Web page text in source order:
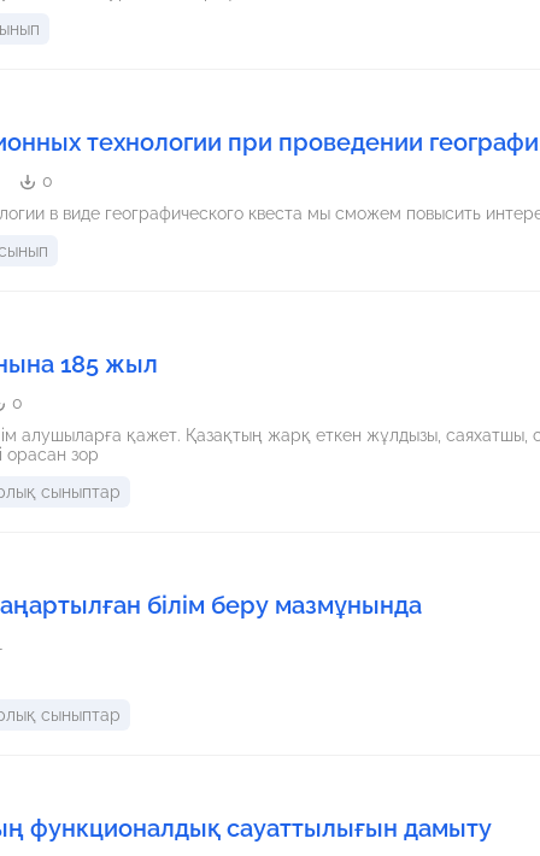
технологии при проведении
0
в виде географического квеста мы сможем повысить
185 жыл
0
алушыларға қажет. Қазақтың жарқ еткен жұлдызы, саяхатшы,
орасан зор
сыныптар
білім беру мазмұнында
сыныптар
функционалдық сауаттылығын дамыту